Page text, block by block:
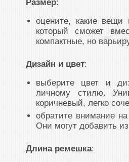
Размер:
оцените, какие вещи
который сможет
компактные, но
Дизайн и цвет:
выберите цвет и
личному стилю.
коричневый, легко
обратите внимание
Они могут добавить
Длина ремешка: